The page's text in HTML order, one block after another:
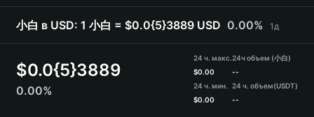
Português (Portugal)
Bahasa Indonesia
ภาษาไทย
Español
小白 в USD: 1 小白 = $0.0{5}3889 USD 0.00% 1д
$0.0{5}3889
0.00%
24 ч. макс.
$0.00
24 ч. мин.
$0.00
24ч объем (小白)
--
24 ч. объем(USDT)
--